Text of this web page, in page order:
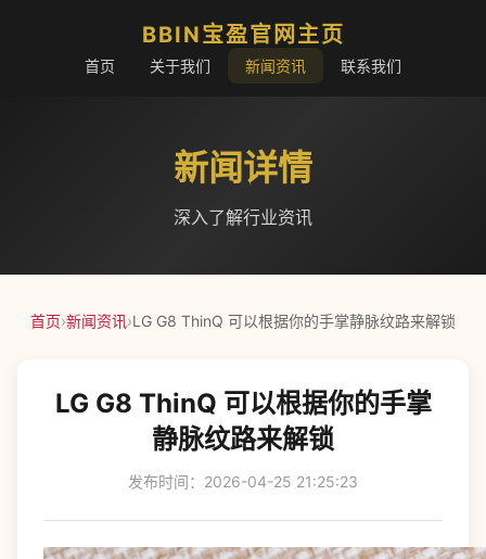
BBIN宝盈官网主页
首页 关于我们 新闻资讯 联系我们
新闻详情
深入了解行业资讯
首页›新闻资讯›LG G8 ThinQ 可以根据你的手掌静脉纹路来解锁
LG G8 ThinQ 可以根据你的手掌
静脉纹路来解锁
发布时间：2026-04-25 21:25:23